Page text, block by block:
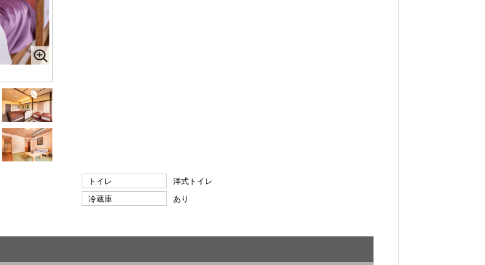
トイレ
洋式トイレ
冷蔵庫 あり